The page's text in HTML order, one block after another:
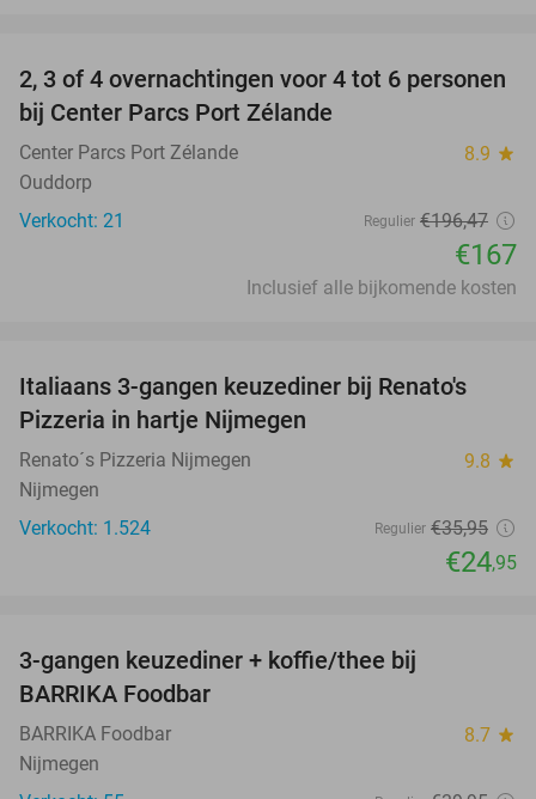
15%
2, 3 of 4 overnachtingen voor 4 tot 6 personen
bij Center Parcs Port Zélande
Center Parcs Port Zélande 8.9 star
Ouddorp
Verkocht: 21
Regulier €196,47
€167
Inclusief alle bijkomende kosten
31%
Italiaans 3-gangen keuzediner bij Renato's
Pizzeria in hartje Nijmegen
Renato´s Pizzeria Nijmegen 9.8 star
Nijmegen
Verkocht: 1.524
Regulier €35,95
€24,95
3-gangen keuzediner + koffie/thee bij
BARRIKA Foodbar
BARRIKA Foodbar 8.7 star
Nijmegen